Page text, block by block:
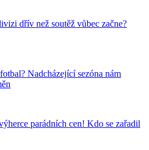
dřív než soutěž vůbec začne?
Nadcházející sezóna nám
parádních cen! Kdo se zařadil